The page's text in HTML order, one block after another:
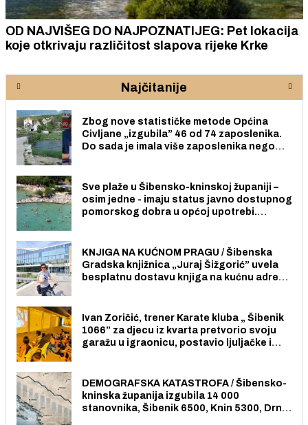
OD NAJVIŠEG DO NAJPOZNATIJEG: Pet lokacija
koje otkrivaju različitost slapova rijeke Krke
Najčitanije
Zbog nove statističke metode Općina
Civljane „izgubila” 46 od 74 zaposlenika.
Do sada je imala više zaposlenika nego
Sve plaže u Šibensko-kninskoj županiji –
osim jedne - imaju status javno dostupnog
pomorskog dobra u općoj upotrebi.
KNJIGA NA KUĆNOM PRAGU / Šibenska
Gradska knjižnica „Juraj Šižgorić” uvela
besplatnu dostavu knjiga na kućnu adresu
Ivan Zoričić, trener Karate kluba „ Šibenik
1066” za djecu iz kvarta pretvorio svoju
garažu u igraonicu, postavio ljuljačke i
DEMOGRAFSKA KATASTROFA / Šibensko-
kninska županija izgubila 14 000
stanovnika, Šibenik 6500, Knin 5300, Drniš